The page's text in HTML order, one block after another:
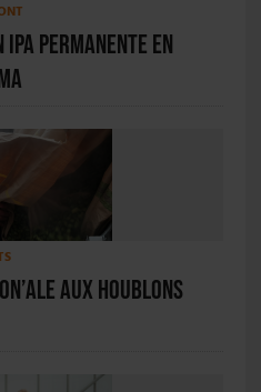
permanente en
aux houblons